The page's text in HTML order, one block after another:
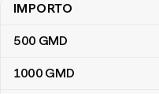
Tabella di conversione da
IMPORTO
500 GMD
1000 GMD